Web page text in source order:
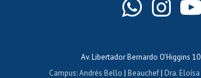
Av. Libertador Bernardo O'Higgins
Campus:Andrés Bello | Beauchef| Dra.